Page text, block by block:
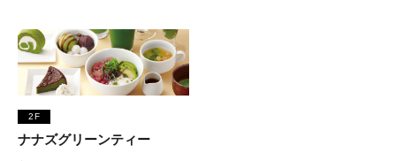
2F
ナナズグリーンティー